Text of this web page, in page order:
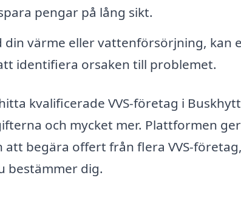
pengar på lång sikt.
värme eller vattenförsörjning, kan
identifiera orsaken till problemet.
kvalificerade VVS-företag i
och mycket mer. Plattformen
begära offert från flera VVS-
bestämmer dig.